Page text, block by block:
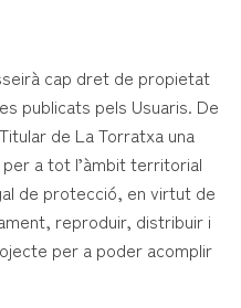
cap dret de propietat
publicats pels Usuaris. De
de La Torratxa una
a tot l’àmbit territorial
de protecció, en virtut de
reproduir, distribuir i
per a poder acomplir